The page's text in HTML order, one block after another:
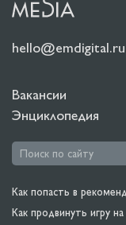
hello@emdigital.ru
Вакансии
Энциклопедия
Как попасть в
Как продвинуть игру